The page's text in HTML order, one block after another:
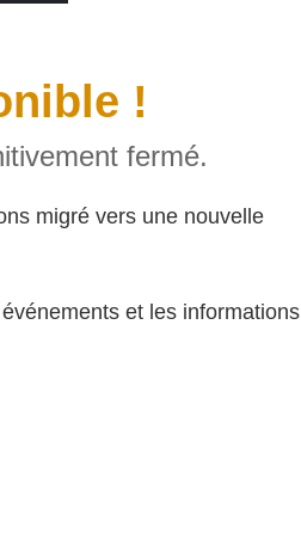
!
fermé.
migré vers une nouvelle
et les informations